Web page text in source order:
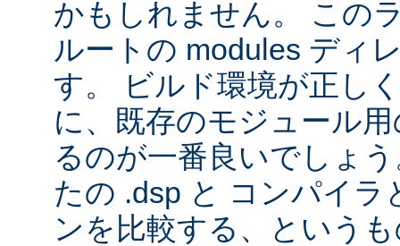
かもしれません。 この
ルートの modules ディ
す。 ビルド環境が正し
に、既存のモジュール
るのが一番良いでしょ
たの .dsp と コンパイ
ンを比較する、という